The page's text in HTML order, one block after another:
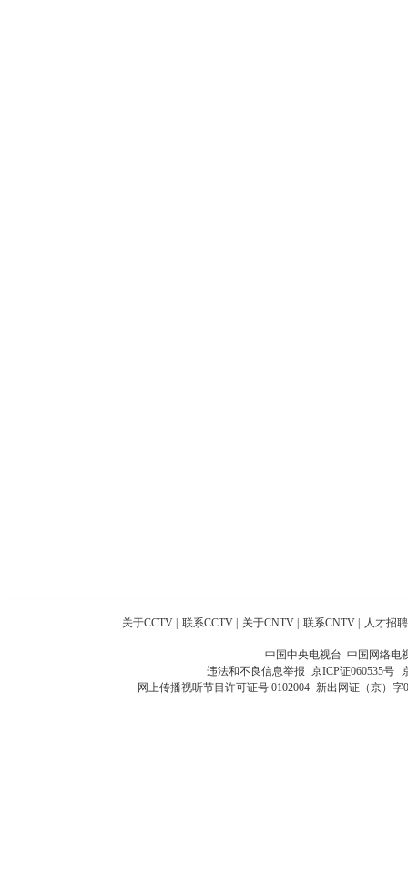
关于CCTV 联系CCTV 关于CNTV 联系CNTV 人才招聘
中国中央电视台 中国网络电
违法和不良信息举报 京ICP证060535号
网上传播视听节目许可证号 0102004 新出网证（京）